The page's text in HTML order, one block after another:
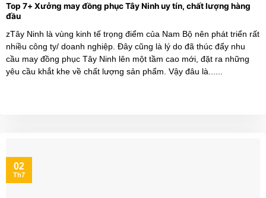
Top 7+ Xưởng may đồng phục Tây Ninh uy tín, chất lượng hàng
đầu
zTây Ninh là vùng kinh tế trọng điểm của Nam Bộ nên phát triển rất
nhiều công ty/ doanh nghiệp. Đây cũng là lý do đã thúc đẩy nhu
cầu may đồng phục Tây Ninh lên một tầm cao mới, đặt ra những
yêu cầu khắt khe về chất lượng sản phẩm. Vậy đâu là......
02
Th7